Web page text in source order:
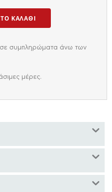
ΚΑΛΆΘΙ
συμπληρώματα άνω των
μέρες.